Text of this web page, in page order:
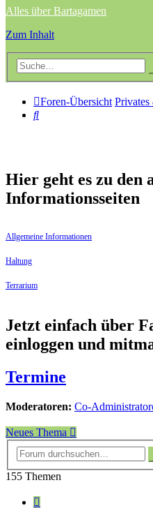
Alles über Bartagamen
Zum Inhalt
Foren-Übersicht
Suche
Hier geht es zu den
Informationsseiten
Allgemeine Informationen
Haltung
Terrarium
Jetzt einfach über
einloggen und
Termine
Moderatoren: Co-
Neues Thema
155 Themen
Vorherige